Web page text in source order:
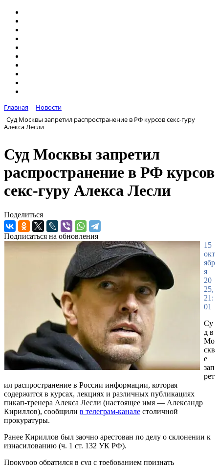
Главная
Новости
Суд Москвы запретил распространение в РФ курсов секс-гуру
Алекса Лесли
Суд Москвы запретил
распространение в РФ курсов
секс-гуру Алекса Лесли
Поделиться
Подписаться на обновления
15
окт
ябр
я
20
25,
21:
01
Су
д в
Мо
скв
е
зап
рет
ил распространение в России информации, которая
содержится в курсах, лекциях и различных публикациях
пикап-тренера Алекса Лесли (настоящее имя — Александр
Кириллов), сообщили в телеграм-канале столичной
прокуратуры.
Ранее Кириллов был заочно арестован по делу о склонении к
изнасилованию (ч. 1 ст. 132 УК РФ).
Прокурор обратился в суд с требованием признать